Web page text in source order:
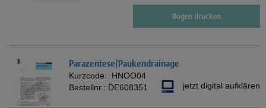
Bogen drucken
Parazentese/Paukendrainage
Kurzcode: HNOO04
Bestellnr.: DE608351 jetzt digital aufklären